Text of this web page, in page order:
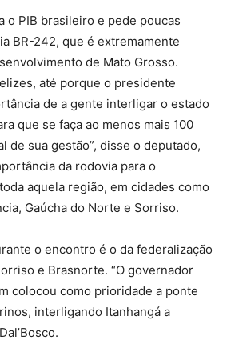
o PIB brasileiro e pede poucas
BR-242, que é extremamente
de Mato Grosso.
até porque o presidente
de a gente interligar o estado
que se faça ao menos mais 100
de sua gestão”, disse o deputado,
da rodovia para o
aquela região, em cidades como
Gaúcha do Norte e Sorriso.
o encontro é o da federalização
e Brasnorte. “O governador
colocou como prioridade a ponte
interligando Itanhangá a